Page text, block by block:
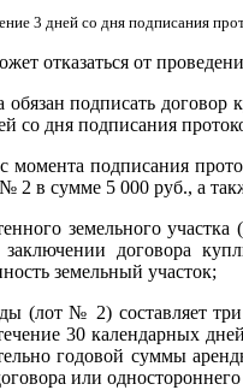
3 дней со дня подписания
отказаться от
обязан подписать
со дня подписания
момента подписания
2 в сумме 5 000 руб., а
земельного
заключении договора
земельный участок;
(лот № 2) составляет
30 календарных
годовой суммы
или